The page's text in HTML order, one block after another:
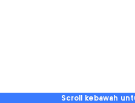
Scroll kebawah